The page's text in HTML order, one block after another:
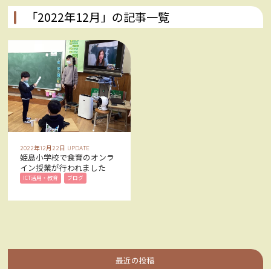
インタビュー
姫島で暮らす
ABOUT 姫島を知る
BLOG 姫島ブログ
Facebook
「2022年12月」の記事一覧
2022年12月22日 UPDATE
姫島小学校で食育のオンラ
イン授業が行われました
ICT活用・教育 ブログ
最近の投稿